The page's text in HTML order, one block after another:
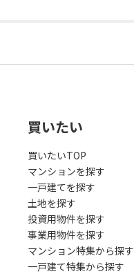
買いたい
買いたいTOP
マンションを探す
一戸建てを探す
土地を探す
投資用物件を探す
事業用物件を探す
マンション特集から探す
一戸建て特集から探す